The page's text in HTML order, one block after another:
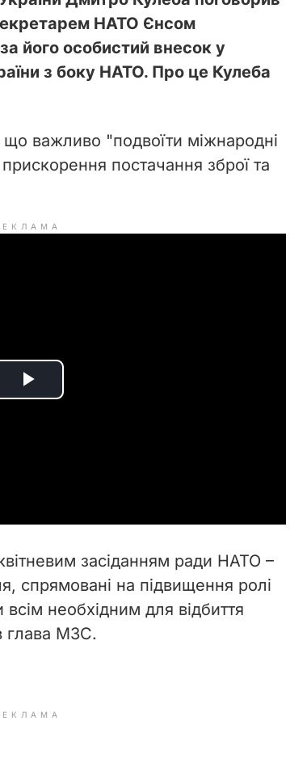
НАТО Єнсом
його особистий внесок у
з боку НАТО. Про це Кулеба
важливо "подвоїти міжнародні
постачання зброї та
P
i
d
засіданням ради НАТО –
спрямовані на підвищення ролі
необхідним для відбиття
глава МЗС.